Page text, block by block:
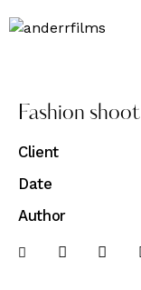
Fashion shoot
Client
Date
Author